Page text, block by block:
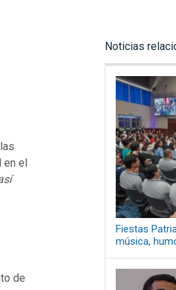
en el
de
Noticias
Fiestas
música,